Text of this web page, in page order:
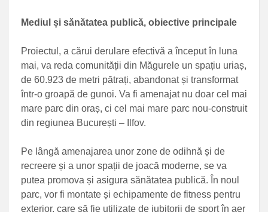
Mediul și sănătatea publică, obiective principale
Proiectul, a cărui derulare efectivă a început în luna
mai, va reda comunității din Măgurele un spațiu uriaș,
de 60.923 de metri pătrați, abandonat și transformat
într-o groapă de gunoi. Va fi amenajat nu doar cel mai
mare parc din oraș, ci cel mai mare parc nou-construit
din regiunea București – Ilfov.
Pe lângă amenajarea unor zone de odihnă și de
recreere și a unor spații de joacă moderne, se va
putea promova și asigura sănătatea publică. În noul
parc, vor fi montate și echipamente de fitness pentru
exterior, care să fie utilizate de iubitorii de sport în aer